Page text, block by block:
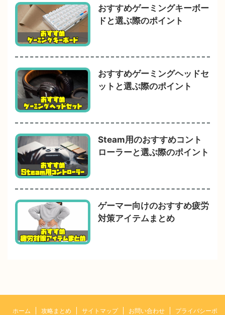
おすすめゲーミングキーボー
ドと選ぶ際のポイント
おすすめゲーミングヘッドセ
ットと選ぶ際のポイント
Steam用のおすすめコント
ローラーと選ぶ際のポイント
ゲーマー向けのおすすめ疲労
対策アイテムまとめ
ホーム 攻略まとめ サイトマップ お問い合わせ プライバシーポ